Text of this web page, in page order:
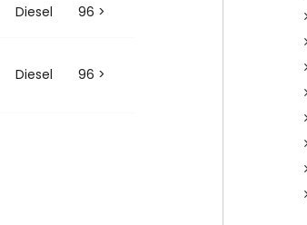
Diesel 96 >
Diesel 96 >